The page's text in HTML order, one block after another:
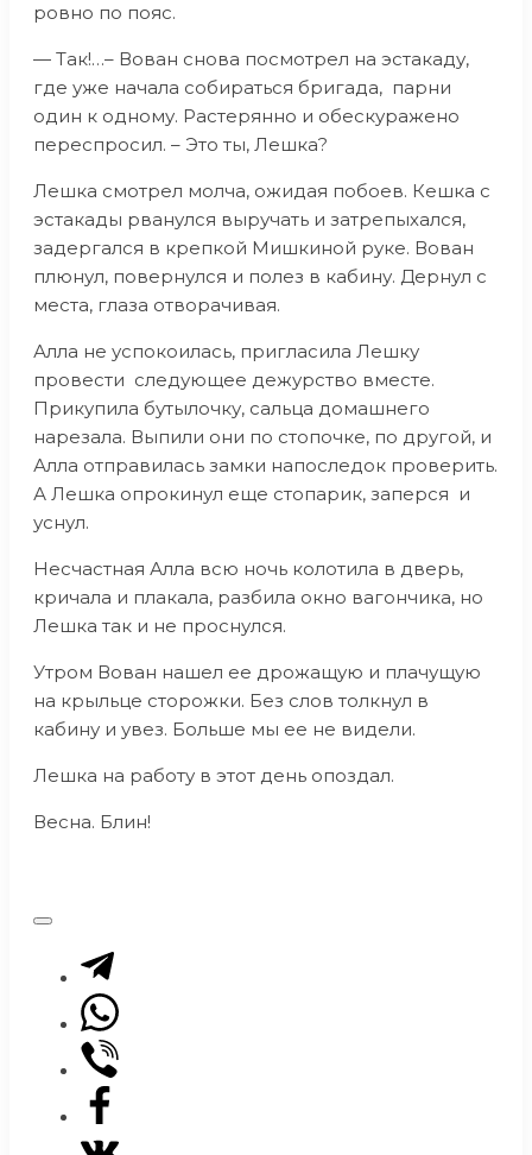
ровно по пояс.
— Так!…– Вован снова посмотрел на эстакаду,
где уже начала собираться бригада, парни
один к одному. Растерянно и обескуражено
переспросил. – Это ты, Лешка?
Лешка смотрел молча, ожидая побоев. Кешка с
эстакады рванулся выручать и затрепыхался,
задергался в крепкой Мишкиной руке. Вован
плюнул, повернулся и полез в кабину. Дернул с
места, глаза отворачивая.
Алла не успокоилась, пригласила Лешку
провести следующее дежурство вместе.
Прикупила бутылочку, сальца домашнего
нарезала. Выпили они по стопочке, по другой, и
Алла отправилась замки напоследок проверить.
А Лешка опрокинул еще стопарик, заперся и
уснул.
Несчастная Алла всю ночь колотила в дверь,
кричала и плакала, разбила окно вагончика, но
Лешка так и не проснулся.
Утром Вован нашел ее дрожащую и плачущую
на крыльце сторожки. Без слов толкнул в
кабину и увез. Больше мы ее не видели.
Лешка на работу в этот день опоздал.
Весна. Блин!